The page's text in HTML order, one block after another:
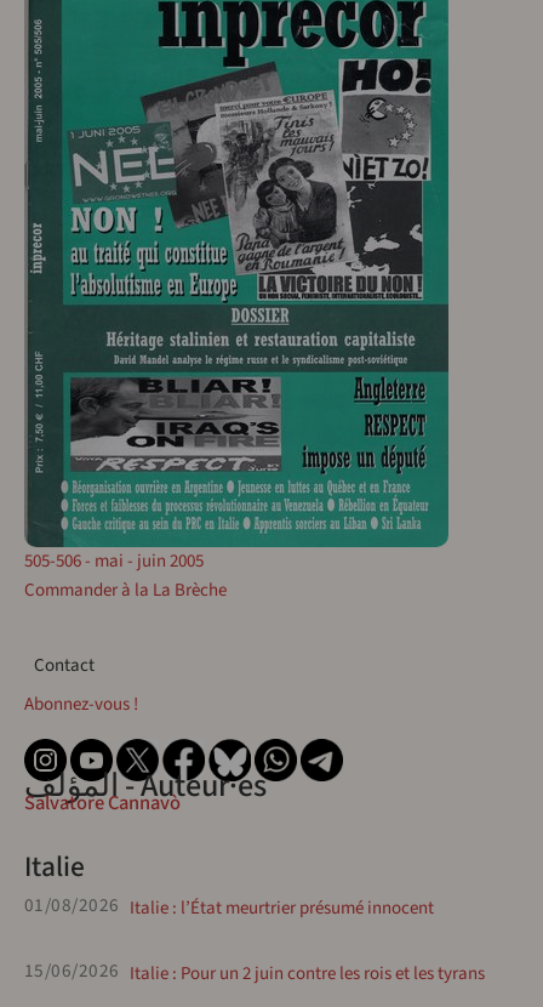
505-506 - mai - juin 2005
Commander à la La Brèche
Contact
Contact
Abonnez-vous !
المؤلف - Auteur·esSalvatore Cannavò
Italie
01/08/2026 Italie : l’État meurtrier présumé innocent
15/06/2026 Italie : Pour un 2 juin contre les rois et les tyrans